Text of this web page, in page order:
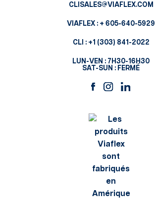
CLISALES@VIAFLEX.COM
VIAFLEX : + 605-640-5929
CLI : +1 (303) 841-2022
LUN-VEN : 7H30-16H30
SAT-SUN : FERMÉ